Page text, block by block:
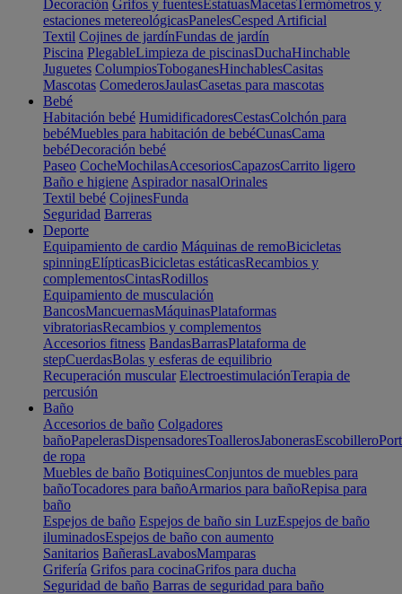
Decoración Grifos y fuentesEstatuasMacetasTermómetros y
estaciones metereológicasPanelesCesped Artificial
Textil Cojines de jardínFundas de jardín
Piscina PlegableLimpieza de piscinasDuchaHinchable
Juguetes ColumpiosToboganesHinchablesCasitas
Mascotas ComederosJaulasCasetas para mascotas
Bebé
Habitación bebé HumidificadoresCestasColchón para
bebéMuebles para habitación de bebéCunasCama
bebéDecoración bebé
Paseo CocheMochilasAccesoriosCapazosCarrito ligero
Baño e higiene Aspirador nasalOrinales
Textil bebé CojinesFunda
Seguridad Barreras
Deporte
Equipamiento de cardio Máquinas de remoBicicletas
spinningElípticasBicicletas estáticasRecambios y
complementosCintasRodillos
Equipamiento de musculación
BancosMancuernasMáquinasPlataformas
vibratoriasRecambios y complementos
Accesorios fitness BandasBarrasPlataforma de
stepCuerdasBolas y esferas de equilibrio
Recuperación muscular ElectroestimulaciónTerapia de
percusión
Baño
Accesorios de baño Colgadores
bañoPapelerasDispensadoresToallerosJabonerasEscobillero
de ropa
Muebles de baño BotiquinesConjuntos de muebles para
bañoTocadores para bañoArmarios para bañoRepisa para
baño
Espejos de baño Espejos de baño sin LuzEspejos de baño
iluminadosEspejos de baño con aumento
Sanitarios BañerasLavabosMamparas
Grifería Grifos para cocinaGrifos para ducha
Seguridad de baño Barras de seguridad para baño